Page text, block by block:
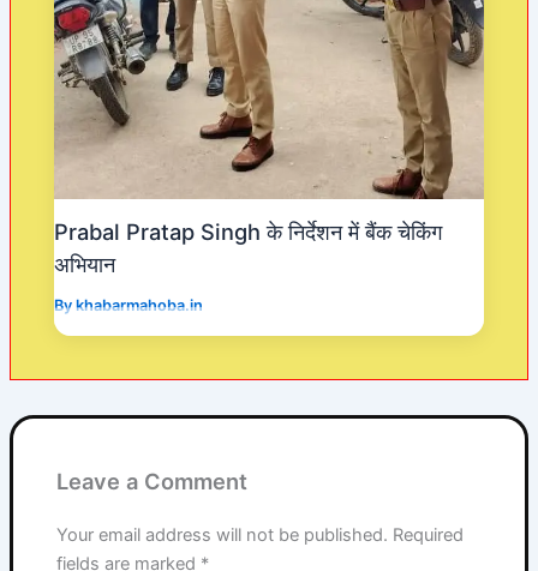
Prabal Pratap Singh के निर्देशन में बैंक चेकिंग
अभियान
Bykhabarmahoba.in
Leave a Comment
Your email address will not be published. Required
fields are marked *